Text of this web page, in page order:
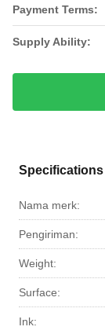
Payment Terms:
Supply Ability:
Specifications
Nama merk:
Pengiriman:
Weight:
Surface:
Ink: